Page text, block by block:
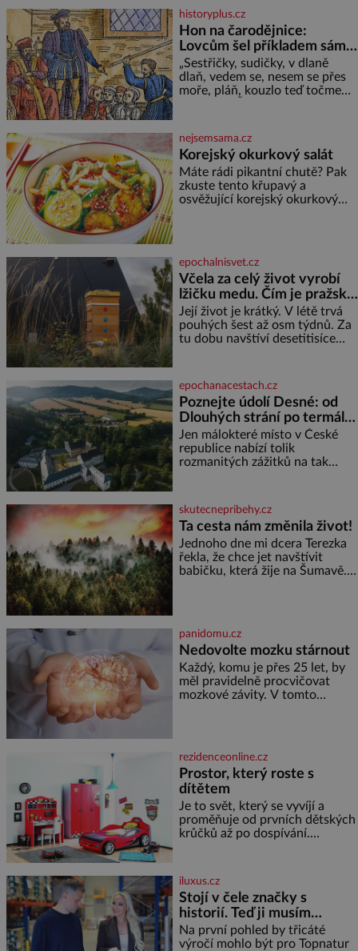
starověku. Až moderní
rentgenové tomografy odhalí
desítky ozubených kol ukrytých
uvnitř. Mechanismus z
Antikythéry je dnes považován
za nejstarší známý analogový
počítač na světě. Přesto ani po
historyplus.cz
Hon na čarodějnice:
Lovcům šel příkladem sám
král
„Sestřičky, sudičky, v dlaně
dlaň, vedem se, nesem se přes
moře, pláň, kouzlo teď točme
napětím ani nedýchají. Píše se
rok 1606 a populární anglický
dramatik William Shakespeare
uvádí svou Tragédii o
Macbethovi. Napsal ji pro krále
Jakuba I., jenž v roce 1603
nejsemsama.cz
Korejský okurkový salát
Máte rádi pikantní chutě? Pak
zkuste tento křupavý a
osvěžující korejský okurkový
stroužek česneku ✿ 1 lžíci
sójové omáčky ✿ 1 lžíci
rýžového octa ✿ 1 lžičku
sezamového oleje ✿ 1 lžičku
chilli ✿ 1 lžičku cukru ✿ 1 jarní
cibulku ✿ 1 lžíci sezamových
epochalnisvet.cz
Včela za celý život vyrobí
lžičku medu. Čím je pražský
med ze střech tak ceněný?
Její život je krátký. V létě trvá
pouhých šest až osm týdnů. Za
tu dobu navštíví desetitisíce
medu – zhruba jednu čajovou
lžičku. Sama o sobě se může
zdát bezvýznamná. Teprve když
se spojí s dalšími desítkami tisíc
příslušnic svého včelstva,
vznikne jeden z
nejdokonalejších organismů
epochanacestach.cz
Poznejte údolí Desné: od
Dlouhých strání po termální
prameny
Jen málokteré místo v České
republice nabízí tolik
rozmanitých zážitků na tak
jediného dne můžete
nahlédnout do útrob jedné z
nejvýznamnějších vodních
elektráren v Evropě, vydat se na
horské hřebeny, projet se na
koloběžce a den zakončit
skutecnepribehy.cz
Ta cesta nám změnila život!
Jednoho dne mi dcera Terezka
řekla, že chce jet navštívit
babičku, která žije na Šumavě.
fantazii. Už odmalička milovala
svět pohádek. Každou chvilku
mi říkala, že se jí zdálo o
jednorožcích, krásných
princeznách, statečných
panidomu.cz
Nedovolte mozku stárnout
Každý, komu je přes 25 let, by
měl pravidelně procvičovat
mozkové závity. V tomto
jméno kolegy z práce. Nebo
marně v paměti lovíte název
knížky, kterou jste nedávno
přečetli. Je to opravdu tak, s
věkem jako kdyby se paměť
rozhodla stávkovat. Cvičte
rezidenceonline.cz
Prostor, který roste s
dítětem
Je to svět, který se vyvíjí a
proměňuje od prvních dětských
krůčků až po dospívání.
soustředění i odpočinek a
reaguje na každou etapu života
a specifické potřeby dítěte. Pro
nejmenší je klíčová
jednoduchost, měkkost a
bezpečí, proto by pokoj
iluxus.cz
Stojí v čele značky s
historií. Teď ji musím
připravit na dalších třicet
let
Na první pohled by třicáté
výročí mohlo být pro Topnatur